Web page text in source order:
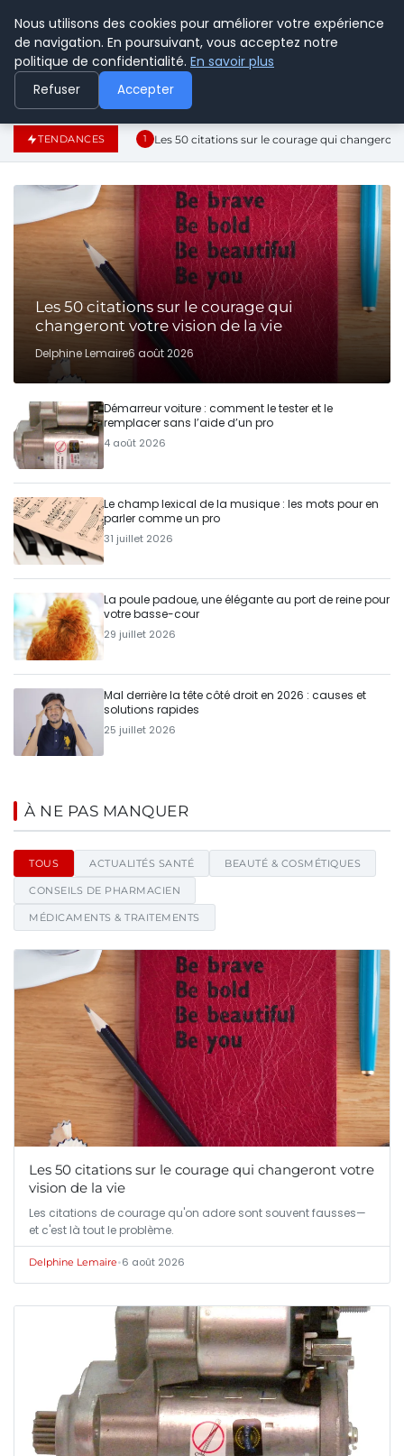
CYBERPARAPHARMACIE
TENDANCES 1 Les 50 citations sur le courage qui
Les 50 citations sur le courage qui
changeront votre vision de la vie
Delphine Lemaire6 août 2026
Démarreur voiture : comment le tester et le
remplacer sans l’aide d’un pro
4 août 2026
Le champ lexical de la musique : les mots pour en
parler comme un pro
31 juillet 2026
La poule padoue, une élégante au port de reine pour
votre basse-cour
29 juillet 2026
Mal derrière la tête côté droit en 2026 : causes et
solutions rapides
25 juillet 2026
Cyberparapharmacie - Blog
À NE PAS MANQUER
TOUS ACTUALITÉS SANTÉ BEAUTÉ & COSMÉTIQUES
CONSEILS DE PHARMACIEN
MÉDICAMENTS & TRAITEMENTS
Les 50 citations sur le courage qui changeront votre
vision de la vie
Les citations de courage qu'on adore sont souvent fausses—
et c'est là tout le problème.
Delphine Lemaire•6 août 2026
Nous utilisons des cookies pour améliorer votre expérience
de navigation. En poursuivant, vous acceptez notre
politique de confidentialité. En savoir plus
Refuser Accepter